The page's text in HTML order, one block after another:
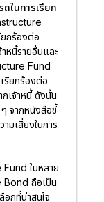
ถในการเรียก
กร้องต่อ
หนี้รายอื่นและ
Fund
รียกร้องต่อ
เจ้าหนี้ ดังนั้น
จากหนังสือชี้
ามเสี่ยงในการ
Fund ในหลาย
Bond ถือเป็น
อกที่น่าสนใจ